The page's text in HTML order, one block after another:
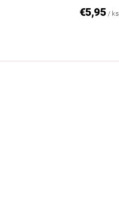
€5,95 / ks